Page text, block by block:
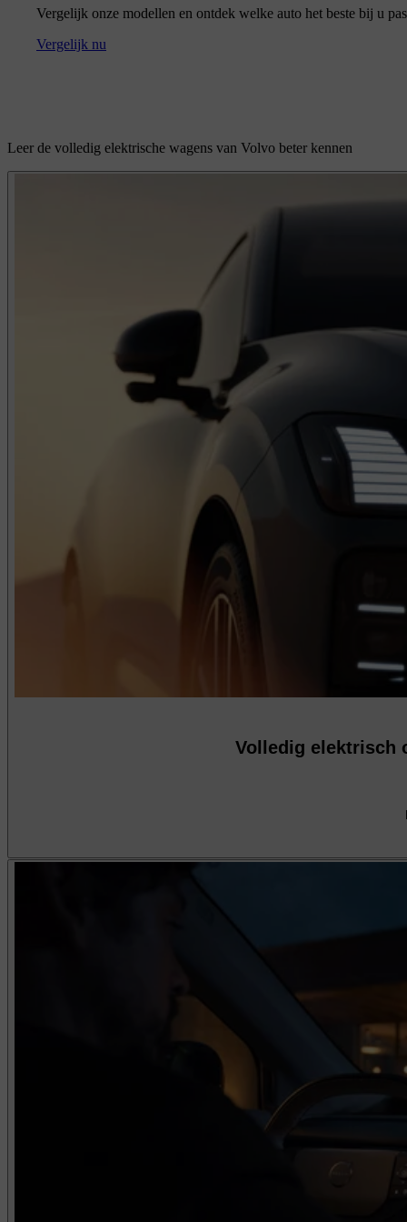
Vergelijk onze modellen en ontdek welke auto het beste bij u
Vergelijk nu
Leer de volledig elektrische wagens van Volvo beter kennen
Volledig elektrisch